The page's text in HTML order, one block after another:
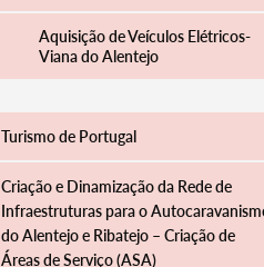
Aquisição de Veículos Elétricos-
Viana do Alentejo
Turismo de Portugal
Criação e Dinamização da Rede de
Infraestruturas para o
do Alentejo e Ribatejo – Criação de
Áreas de Serviço (ASA)